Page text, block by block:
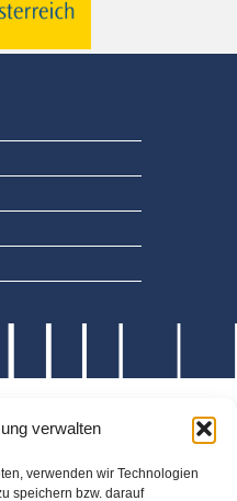
verwalten
verwenden wir Technologien
speichern bzw. darauf